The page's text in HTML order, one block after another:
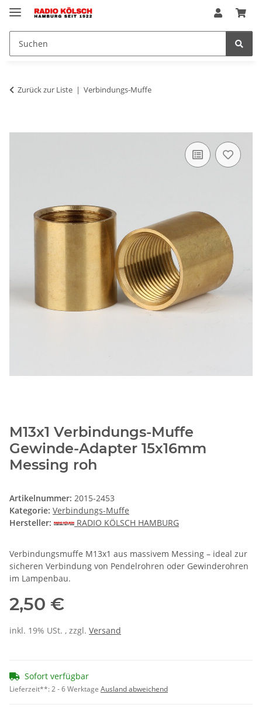
Zurück zur Liste Verbindungs-Muffe
M13x1 Verbindungs-Muffe
Gewinde-Adapter 15x16mm
Messing roh
Artikelnummer: 2015-2453
Kategorie: Verbindungs-Muffe
Hersteller:
RADIO KÖLSCH HAMBURG
Verbindungsmuffe M13x1 aus massivem Messing – ideal zur
sicheren Verbindung von Pendelrohren oder Gewinderohren
im Lampenbau.
2,50 €
inkl. 19% USt. , zzgl. Versand
Sofort verfügbar
Lieferzeit**:2 - 6 Werktage Ausland abweichend